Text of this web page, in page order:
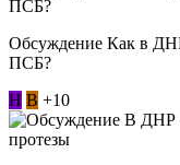
Обсуждение Как в
ПСБ?
Н В +10